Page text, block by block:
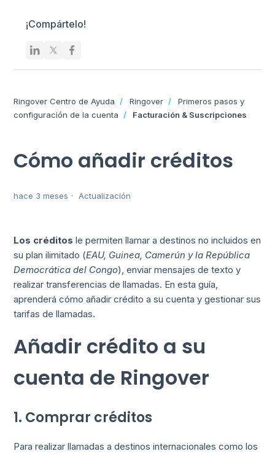
¡Compártelo!
Ringover Centro de Ayuda Ringover
Primeros pasos y
configuración de la cuenta
Facturación & Suscripciones
Cómo añadir créditos
hace 3 meses Actualización
Los créditos le permiten llamar a destinos no incluidos en
su plan ilimitado (EAU, Guinea, Camerún y la República
Democrática del Congo), enviar mensajes de texto y
realizar transferencias de llamadas. En esta guía,
aprenderá cómo añadir crédito a su cuenta y gestionar sus
tarifas de llamadas.
Añadir crédito a su
cuenta de Ringover
1. Comprar créditos
Para realizar llamadas a destinos internacionales como los